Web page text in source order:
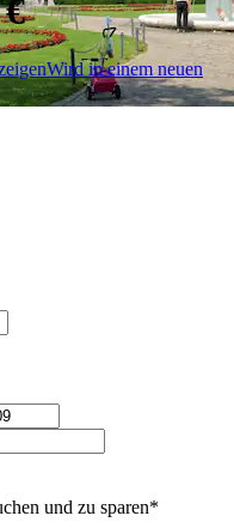
Wird in einem neuen
und zu sparen*